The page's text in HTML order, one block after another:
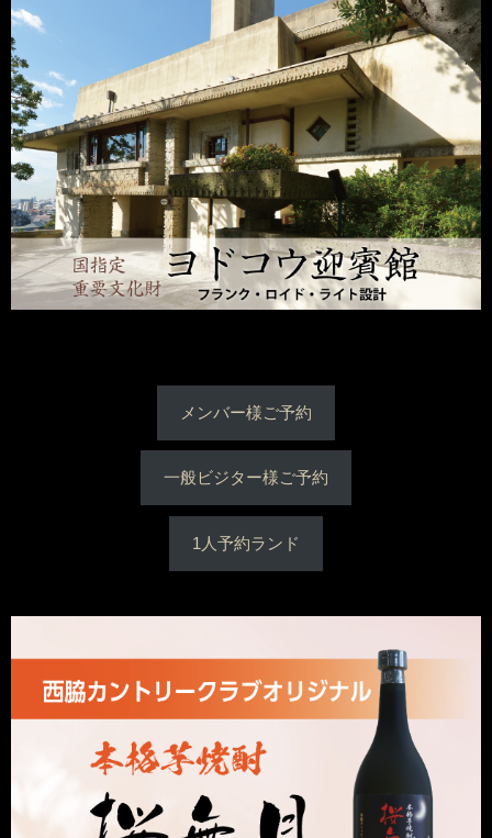
メンバー様ご予約
一般ビジター様ご予約
1人予約ランド